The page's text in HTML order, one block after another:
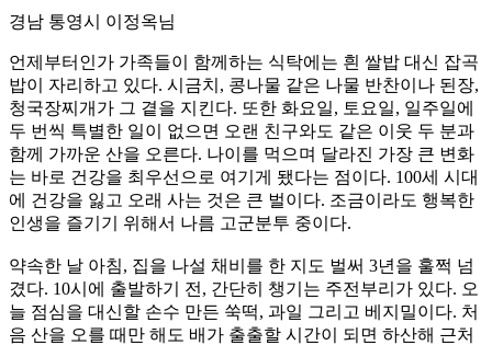
경남 통영시 이정옥님
언제부터인가 가족들이 함께하는 식탁에는 흰 쌀밥 대신 잡곡
밥이 자리하고 있다. 시금치, 콩나물 같은 나물 반찬이나 된장,
청국장찌개가 그 곁을 지킨다. 또한 화요일, 토요일, 일주일에
두 번씩 특별한 일이 없으면 오랜 친구와도 같은 이웃 두 분과
함께 가까운 산을 오른다. 나이를 먹으며 달라진 가장 큰 변화
는 바로 건강을 최우선으로 여기게 됐다는 점이다. 100세 시대
에 건강을 잃고 오래 사는 것은 큰 벌이다. 조금이라도 행복한
인생을 즐기기 위해서 나름 고군분투 중이다.
약속한 날 아침, 집을 나설 채비를 한 지도 벌써 3년을 훌쩍 넘
겼다. 10시에 출발하기 전, 간단히 챙기는 주전부리가 있다. 오
늘 점심을 대신할 손수 만든 쑥떡, 과일 그리고 베지밀이다. 처
음 산을 오를 때만 해도 배가 출출할 시간이 되면 하산해 근처